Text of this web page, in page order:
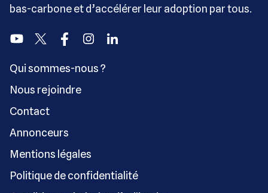
bas-carbone et d’accélérer leur adoption par tous.
YoutubeTwitter FacebookInstagramLinkedin
Qui sommes-nous ?
Nous rejoindre
Contact
Annonceurs
Mentions légales
Politique de confidentialité